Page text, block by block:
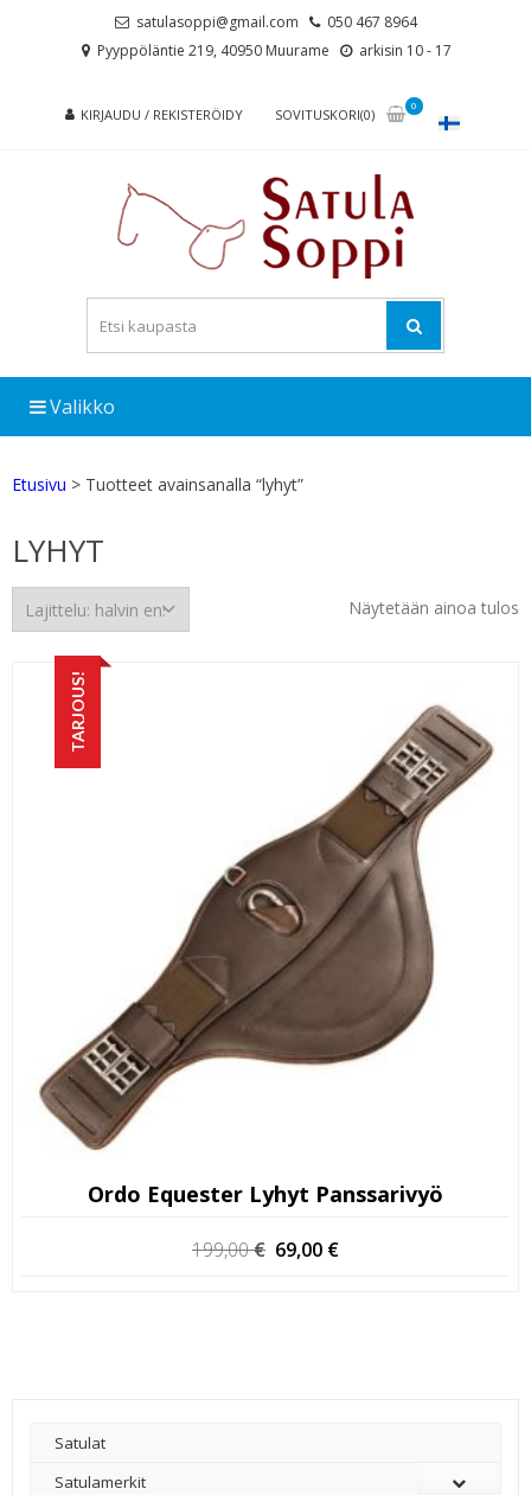
satulasoppi@gmail.com
050 467 8964
Pyyppöläntie 219, 40950 Muurame
arkisin 10 - 17
KIRJAUDU / REKISTERÖIDY SOVITUSKORI(0)
0
Valikko
Etusivu > Tuotteet avainsanalla “lyhyt”
LYHYT
Näytetään ainoa tulos
TARJOUS!
Ordo Equester Lyhyt Panssarivyö
199,00€ Alkuperäinen
69,00 €
Satulat
Satulamerkit